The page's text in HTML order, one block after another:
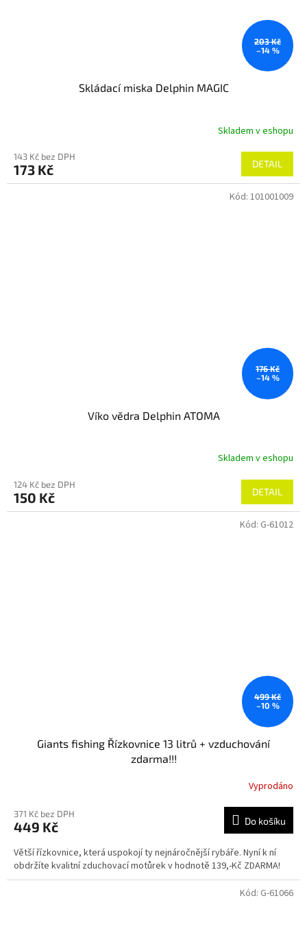
203 Kč
–14 %
Skládací miska Delphin MAGIC
Skladem v eshopu
143 Kč bez DPH
173 Kč DETAIL
176 Kč
–14 %
Víko vědra Delphin ATOMA
Skladem v eshopu
124 Kč bez DPH
150 Kč DETAIL
Kód: 101001009
499 Kč
–10 %
Giants fishing Řízkovnice 13 litrů + vzduchování
zdarma!!!
Vyprodáno
371 Kč bez DPH
449 Kč Do košíku
Větší řízkovnice, která uspokojí ty nejnáročnější rybáře. Nyní k ní
obdržíte kvalitní zduchovací motůrek v hodnotě 139,-Kč ZDARMA!
Kód: G-61012
Kód: G-61066